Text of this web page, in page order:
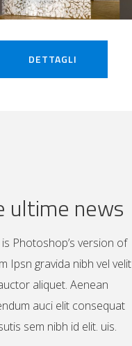
DETTAGLI
ultime news
Photoshop’s version of
Ipsn gravida nibh vel velit
aliquet. Aenean
auci elit consequat
sem nibh id elit. uis.